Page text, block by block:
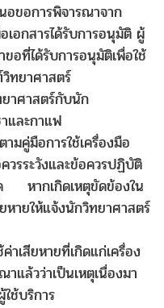
อขอการพิจารณาจาก
อกสารได้รับการอนุมัติ ผู้
ขอที่ได้รับการอนุมัติเพื่อใช้
ทยาศาสตร์
าศาสตร์กับนัก
และกาแฟ
มคู่มือการใช้เครื่องมือ
วรระวังและข้อควรปฏิบัติ
ด หากเกิดเหตุขัดข้องใน
หายให้แจ้งนักวิทยาศาสตร์
าเสียหายที่เกิดแก่เครื่อง
แล้วว่าเป็นเหตุเนื่องมา
ช้บริการ